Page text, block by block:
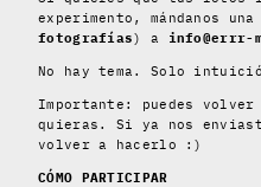
experimento, mándanos
fotografías) a
info@errr-
No hay tema. Solo
Importante: puedes
quieras. Si ya nos
volver a hacerlo :)
CÓMO PARTICIPAR